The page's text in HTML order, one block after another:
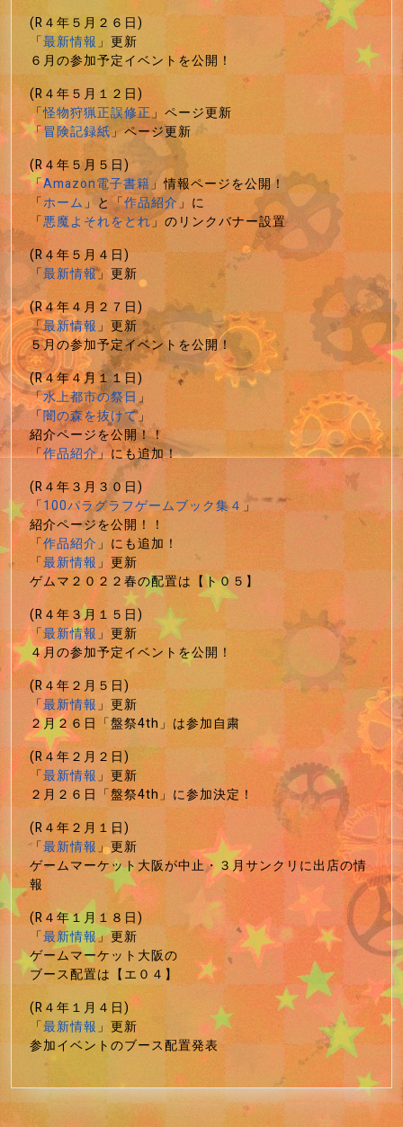
(R４年５月２６日)
「最新情報」更新
６月の参加予定イベントを公開！
(R４年５月１２日)
「怪物狩猟正誤修正」ページ更新
「冒険記録紙」ページ更新
(R４年５月５日)
「Amazon電子書籍」情報ページを公開！
「ホーム」と「作品紹介」に
「悪魔よそれをとれ」のリンクバナー設置
(R４年５月４日)
「最新情報」更新
(R４年４月２７日)
「最新情報」更新
５月の参加予定イベントを公開！
(R４年４月１１日)
「水上都市の祭日」
「闇の森を抜けて」
紹介ページを公開！！
「作品紹介」にも追加！
(R４年３月３０日)
「100パラグラフゲームブック集４ 」
紹介ページを公開！！
「作品紹介」にも追加！
「最新情報」更新
ゲムマ２０２２春の配置は【ト０５】
(R４年３月１５日)
「最新情報」更新
４月の参加予定イベントを公開！
(R４年２月５日)
「最新情報」更新
２月２６日「盤祭4th」は参加自粛
(R４年２月２日)
「最新情報」更新
２月２６日「盤祭4th」に参加決定！
(R４年２月１日)
「最新情報」更新
ゲームマーケット大阪が中止・３月サンクリに出店の情
報
(R４年１月１８日)
「最新情報」更新
ゲームマーケット大阪の
ブース配置は【エ０４】
(R４年１月４日)
「最新情報」更新
参加イベントのブース配置発表